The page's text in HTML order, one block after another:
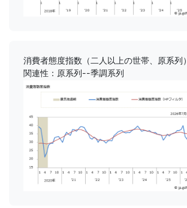
消費者態度指数（二人以上の世帯、原系列）
関連性：原系列--季調系列